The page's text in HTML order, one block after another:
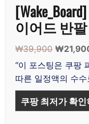
이어드 반
₩39,900 원
래
가
격:
₩
“이 포스팅은 쿠팡
따른 일정액의 수
쿠팡 최저가 확인